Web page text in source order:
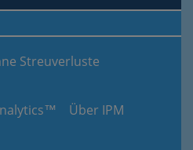
Streuverluste
Über IPM